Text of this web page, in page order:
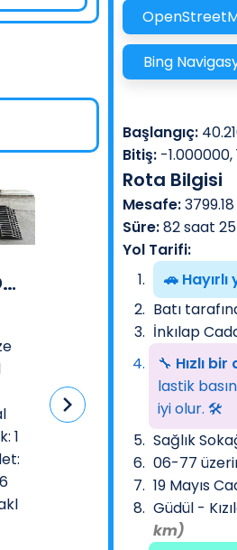
Metal Döküm Su Gideri Izgaraları
1
🛠️ Kurulum:
15 Dakikada
Kolay Montaj
– Uzman
Yardımına
Yok!Hazır
kompozit
mezarlarımı
Bing
Başlangıç:
Bitiş: -1.000000,
Rota Bilgisi
Mesafe:
Süre:82 saat
Yol Tarifi:
🚗
Batı
İnkılap
🔧 Hızlı
lastik
iyi olur. 🛠️
Sağlık
06-77
19 Mayıs
Güdül -
km)